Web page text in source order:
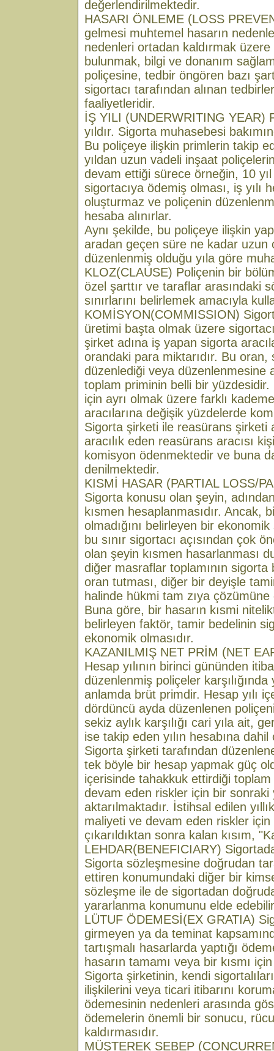
değerlendirilmektedir.
HASARI ÖNLEME (LOSS
gelmesi muhtemel hasarın
nedenleri ortadan kaldırmak
bulunmak, bilgi ve donanım
poliçesine, tedbir öngören bazı
sigortacı tarafından alınan
faaliyetleridir.
İŞ YILI (UNDERWRITING YEAR)
yıldır. Sigorta muhasebesi
Bu poliçeye ilişkin primlerin takip
yıldan uzun vadeli inşaat
devam ettiği sürece örneğin, 10
sigortacıya ödemiş olması, iş yılı
oluşturmaz ve poliçenin
hesaba alınırlar.
Aynı şekilde, bu poliçeye ilişkin
aradan geçen süre ne kadar uzun
düzenlenmiş olduğu yıla göre
KLOZ(CLAUSE) Poliçenin bir
özel şarttır ve taraflar arasındaki
sınırlarını belirlemek amacıyla
KOMİSYON(COMMISSION)
üretimi başta olmak üzere
şirket adına iş yapan sigorta
orandaki para miktarıdır. Bu oran,
düzenlediği veya düzenlenmesine
toplam priminin belli bir yüzdesidir.
için ayrı olmak üzere farklı
aracılarına değişik yüzdelerde
Sigorta şirketi ile reasürans şirketi
aracılık eden reasürans aracısı
komisyon ödenmektedir ve buna
denilmektedir.
KISMİ HASAR (PARTIAL LOSS/
Sigorta konusu olan şeyin,
kısmen hesaplanmasıdır. Ancak,
olmadığını belirleyen bir
bu sınır sigortacı açısından çok
olan şeyin kısmen hasarlanması
diğer masraflar toplamının
oran tutması, diğer bir deyişle
halinde hükmi tam zıya çözümüne
Buna göre, bir hasarın kısmi
belirleyen faktör, tamir bedelinin
ekonomik olmasıdır.
KAZANILMIŞ NET PRİM (NET
Hesap yılının birinci gününden
düzenlenmiş poliçeler
anlamda brüt primdir. Hesap yılı
dördüncü ayda düzenlenen
sekiz aylık karşılığı cari yıla ait,
ise takip eden yılın hesabına dahil
Sigorta şirketi tarafından
tek böyle bir hesap yapmak güç
içerisinde tahakkuk ettirdiği
devam eden riskler için bir sonraki
aktarılmaktadır. İstihsal edilen
maliyeti ve devam eden riskler için
çıkarıldıktan sonra kalan kısım,
LEHDAR(BENEFICIARY)
Sigorta sözleşmesine doğrudan
ettiren konumundaki diğer bir
sözleşme ile de sigortadan
yararlanma konumunu elde
LÜTUF ÖDEMESİ(EX GRATIA)
girmeyen ya da teminat
tartışmalı hasarlarda yaptığı
hasarın tamamı veya bir kısmı
Sigorta şirketinin, kendi
ilişkilerini veya ticari itibarını
ödemesinin nedenleri arasında
ödemelerin önemli bir sonucu,
kaldırmasıdır.
MÜŞTEREK SEBEP